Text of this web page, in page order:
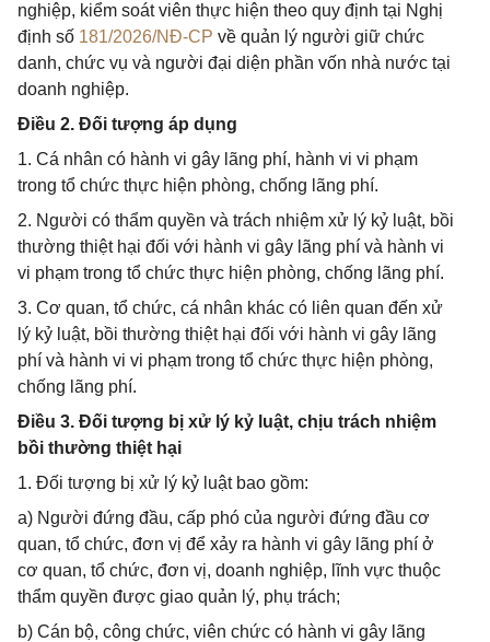
nghiệp, kiểm soát viên thực hiện theo quy định tại Nghị
định số 181/2026/NĐ-CP về quản lý người giữ chức
danh, chức vụ và người đại diện phần vốn nhà nước tại
doanh nghiệp.
Điều 2. Đối tượng áp dụng
1. Cá nhân có hành vi gây lãng phí, hành vi vi phạm
trong tổ chức thực hiện phòng, chống lãng phí.
2. Người có thẩm quyền và trách nhiệm xử lý kỷ luật, bồi
thường thiệt hại đối với hành vi gây lãng phí và hành vi
vi phạm trong tổ chức thực hiện phòng, chống lãng phí.
3. Cơ quan, tổ chức, cá nhân khác có liên quan đến xử
lý kỷ luật, bồi thường thiệt hại đối với hành vi gây lãng
phí và hành vi vi phạm trong tổ chức thực hiện phòng,
chống lãng phí.
Điều 3. Đối tượng bị xử lý kỷ luật, chịu trách nhiệm
bồi thường thiệt hại
1. Đối tượng bị xử lý kỷ luật bao gồm:
a) Người đứng đầu, cấp phó của người đứng đầu cơ
quan, tổ chức, đơn vị để xảy ra hành vi gây lãng phí ở
cơ quan, tổ chức, đơn vị, doanh nghiệp, lĩnh vực thuộc
thẩm quyền được giao quản lý, phụ trách;
b) Cán bộ, công chức, viên chức có hành vi gây lãng